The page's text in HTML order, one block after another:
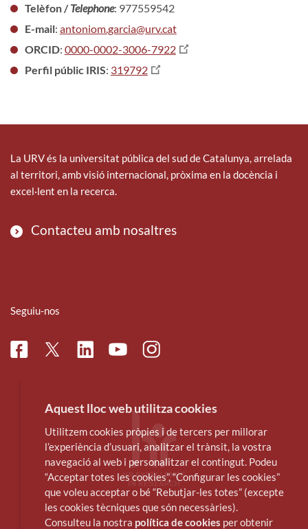
Telèfon /Telephone: 977559542
E-mail: antoniom.garcia@urv.cat
ORCID: 0000-0002-3006-7922
Perfil públic IRIS: 319792
La URV és la universitat pública del sud de Catalunya, arrelada
al territori, amb visió internacional, pròxima en la docència i
excel·lent en la recerca.
Contacteu amb nosaltres
Seguiu-nos
FacebookTwitterLinkedinYoutubeInstagram
Aquest lloc web utilitza cookies
Utilitzem cookies pròpies i de tercers per millorar
l’experiència d’usuari, analitzar el trànsit, la vostra
navegació al web i personalitzar el contingut. Podeu
“Acceptar totes les cookies”, “Configurar les cookies”
que voleu acceptar o bé “Rebutjar-les totes” (excepte
les cookies tècniques que són necessàries).
Consulteu la nostra política de cookies per obtenir